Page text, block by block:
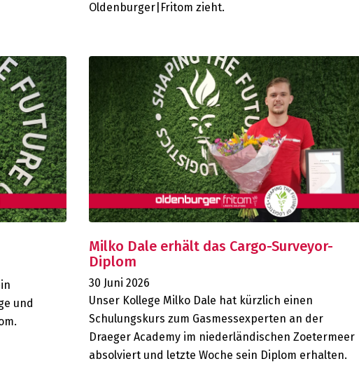
Oldenburger|Fritom zieht.
und
Milko Dale erhält das Cargo-Surveyor-
Diplom
30 Juni 2026
Unser Kollege Milko Dale hat kürzlich einen
Schulungskurs zum Gasmessexperten an der
Draeger Academy im niederländischen Zoetermeer
absolviert und letzte Woche sein Diplom erhalten.